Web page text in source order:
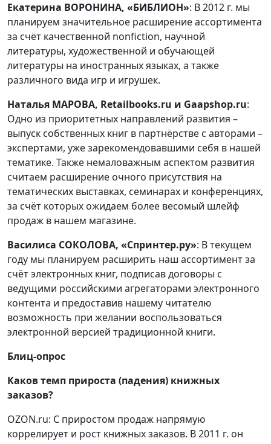
Екатерина ВОРОНИНА, «БИБЛИОН»: В 2012 г. мы
планируем значительное расширение ассортимента
за счёт качественной nonfiction, научной
литературы, художественной и обучающей
литературы на иностранных языках, а также
различного вида игр и игрушек.
Наталья МАРОВА, Retailbooks.ru и Gaapshop.ru:
Одно из приоритетных направлений развития –
выпуск собственных книг в партнёрстве с авторами –
экспертами, уже зарекомендовавшими себя в нашей
тематике. Также немаловажным аспектом развития
считаем расширение очного присутствия на
тематических выставках, семинарах и конференциях,
за счёт которых ожидаем более весомый шлейф
продаж в нашем магазине.
Василиса СОКОЛОВА, «Спринтер.ру»: В текущем
году мы планируем расширить наш ассортимент за
счёт электронных книг, подписав договоры с
ведущими российскими агрегаторами электронного
контента и предоставив нашему читателю
возможность при желании воспользоваться
электронной версией традиционной книги.
Блиц-опрос
Каков темп прироста (падения) книжных
заказов?
OZON.ru: C приростом продаж напрямую
коррелирует и рост книжных заказов. В 2011 г. он